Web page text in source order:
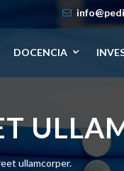
DOCENCIA
ullamcorper.